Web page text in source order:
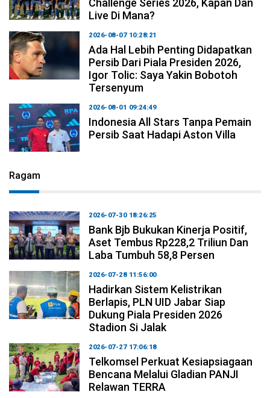
Challenge Series 2026, Kapan Dan
Live Di Mana?
2026-08-07 10:28:21
Ada Hal Lebih Penting Didapatkan
Persib Dari Piala Presiden 2026,
Igor Tolic: Saya Yakin Bobotoh
Tersenyum
2026-08-01 09:24:49
Indonesia All Stars Tanpa Pemain
Persib Saat Hadapi Aston Villa
Ragam
2026-07-30 18:26:25
Bank Bjb Bukukan Kinerja Positif,
Aset Tembus Rp228,2 Triliun Dan
Laba Tumbuh 58,8 Persen
2026-07-28 11:56:00
Hadirkan Sistem Kelistrikan
Berlapis, PLN UID Jabar Siap
Dukung Piala Presiden 2026
Stadion Si Jalak
2026-07-27 17:06:18
Telkomsel Perkuat Kesiapsiagaan
Bencana Melalui Gladian PANJI
Relawan TERRA